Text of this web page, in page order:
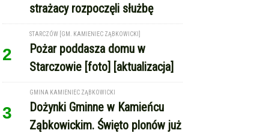
strażacy rozpoczęli służbę
2
STARCZÓW [GM. KAMIENIEC ZĄBKOWICKI]
Pożar poddasza domu w
Starczowie [foto] [aktualizacja]
3
GMINA KAMIENIEC ZĄBKOWICKI
Dożynki Gminne w Kamieńcu
Ząbkowickim. Święto plonów już